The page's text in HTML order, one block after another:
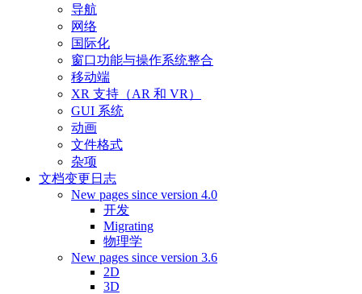
导航
网络
国际化
窗口功能与操作系统整合
移动端
XR 支持（AR 和 VR）
GUI 系统
动画
文件格式
杂项
文档变更日志
New pages since version 4.0
开发
Migrating
物理学
New pages since version 3.6
2D
3D